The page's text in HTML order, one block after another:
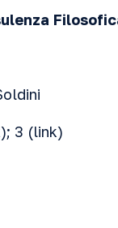
); 3 (link)